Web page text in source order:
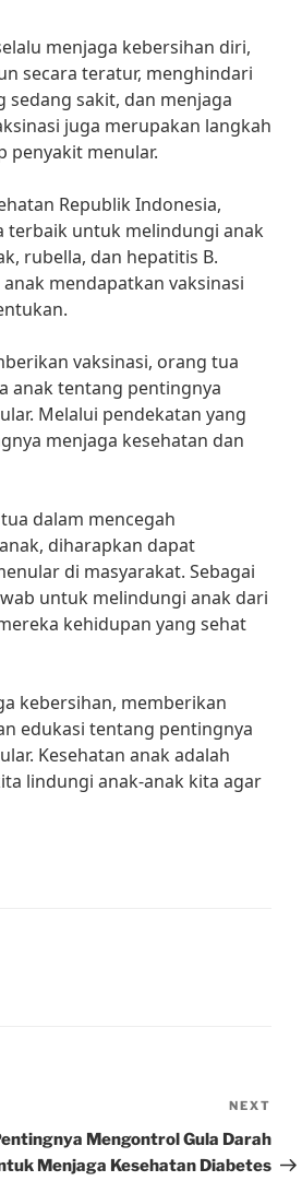
menjaga kebersihan diri,
secara teratur, menghindari
sakit, dan menjaga
juga merupakan langkah
penyakit menular.
Republik Indonesia,
terbaik untuk melindungi anak
rubella, dan hepatitis B.
mendapatkan vaksinasi
vaksinasi, orang tua
anak tentang pentingnya
Melalui pendekatan yang
menjaga kesehatan dan
dalam mencegah
diharapkan dapat
di masyarakat. Sebagai
untuk melindungi anak dari
kehidupan yang sehat
kebersihan, memberikan
edukasi tentang pentingnya
Kesehatan anak adalah
lindungi anak-anak kita agar
Post
NEXT
Mengontrol Gula Darah
Menjaga Kesehatan Diabetes